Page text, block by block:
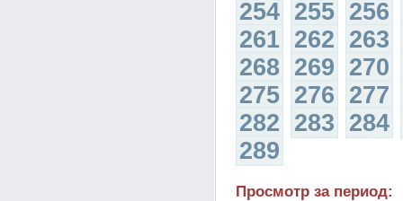
254 255 256
261 262 263
268 269 270
275 276 277
282 283 284
289
Просмотр за период: